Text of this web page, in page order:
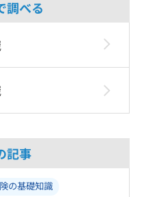
調べる
記事
の基礎知識